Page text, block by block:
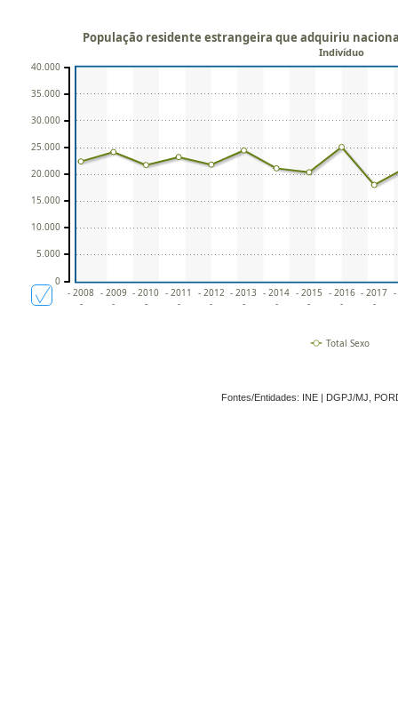
- 2008
-
- 2009
-
- 2010
-
- 2011
-
- 2012
-
- 2013
-
- 2014
-
- 2015
-
- 2016
-
- 2017
-
População residente estrangeira que adquiriu
Indivíduo
0
5.000
10.000
15.000
20.000
25.000
30.000
35.000
40.000
Total Sexo
Fontes/Entidades: INE | DGPJ/MJ,